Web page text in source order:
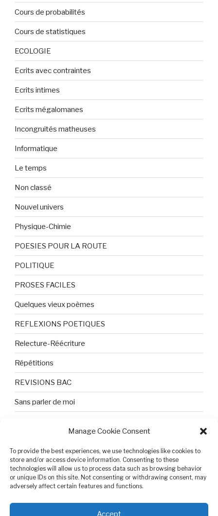
Manage Cookie Consent
To provide the best experiences, we use technologies like cookies to
store and/or access device information. Consenting to these
technologies will allow us to process data such as browsing behavior
or unique IDs on this site. Not consenting or withdrawing consent, may
adversely affect certain features and functions.
Accept
Cours de probabilités
Cours de statistiques
ECOLOGIE
Ecrits avec contraintes
Ecrits intimes
Ecrits mégalomanes
Incongruités matheuses
Informatique
Le temps
Non classé
Nouvel univers
Physique-Chimie
POESIES POUR LA ROUTE
POLITIQUE
PROSES FACILES
Quelques vieux poèmes
REFLEXIONS POETIQUES
Relecture-Réécriture
Répétitions
REVISIONS BAC
Sans parler de moi
Tristesse et attente
Variable complexe